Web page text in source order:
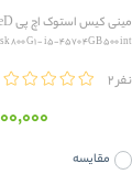
مینی کیس استوک اچ پی HP EliteD...
800 G1 - i5-4570 4GB 500 int...
2 نفر
مقایسه